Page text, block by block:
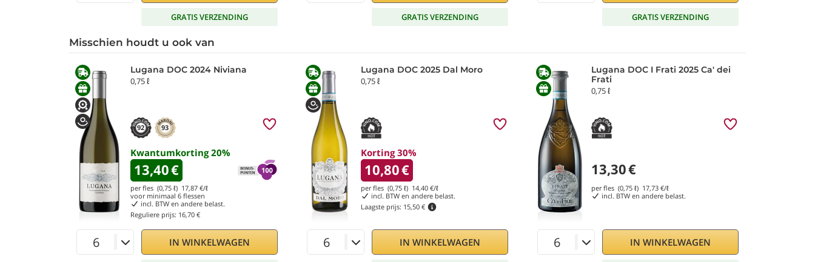
GRATIS VERZENDING GRATIS VERZENDING GRATIS VERZENDING
Misschien houdt u ook van
Lugana DOC 2024 Niviana
0,75 ℓ
92 93
Kwantumkorting20%
13,40€
per fles (0,75 ℓ) 17,87 €/ℓ
voor minimaal 6 flessen
incl. BTW en andere belast.
Reguliere prijs: 16,70 €
IN WINKELWAGEN
Lugana DOC 2025 Dal Moro
0,75 ℓ
Korting 30%
10,80€
per fles (0,75 ℓ) 14,40 €/ℓ
incl. BTW en andere belast.
Laagste prijs: 15,50 €
IN WINKELWAGEN
Lugana DOC I Frati 2025 Ca' dei
Frati
0,75 ℓ
13,30€
per fles (0,75 ℓ) 17,73 €/ℓ
incl. BTW en andere belast.
IN WINKELWAGEN